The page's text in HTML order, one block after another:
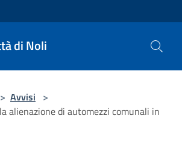
di Noli
> Avvisi >
alienazione di automezzi comunali in